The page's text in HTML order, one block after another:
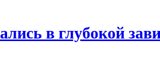
в глубокой